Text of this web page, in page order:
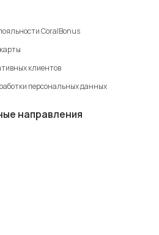
CoralBonus
клиентов
персональных данных
направления